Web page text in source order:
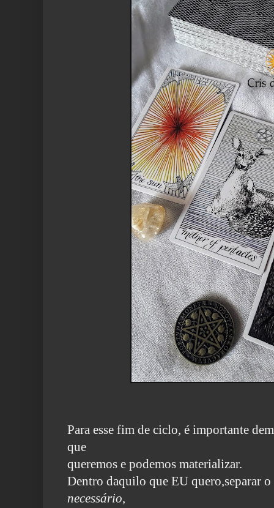
Para esse fim de ciclo, é importante
que
queremos e podemos materializar.
Dentro daquilo que EU quero,separar
necessário,